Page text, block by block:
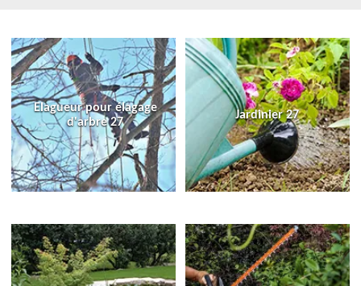
Elagueur pour élagage
d'arbre 27
Jardinier 27